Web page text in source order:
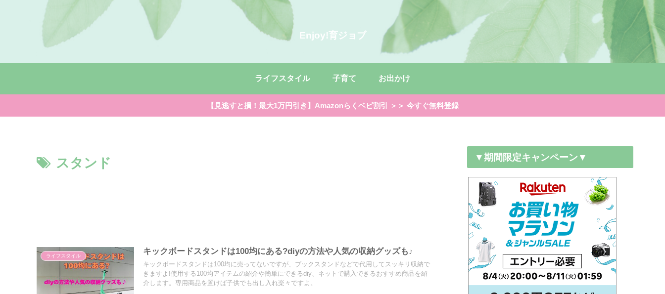
Enjoy!育ジョブ
ライフスタイル 子育て お出かけ
【見逃すと損！最大1万円引き】Amazonらくベビ割引 ＞＞ 今すぐ無料登録
スタンド
ライフスタイル キックボードスタンドは100均にある?diyの方法や人気の収納グッズも♪
キックボードスタンドは100均に売ってないですが、ブックスタンドなどで代用してスッキリ収納で
きますよ!使用する100均アイテムの紹介や簡単にできるdiy、ネットで購入できるおすすめ商品を紹
介します。専用商品を置けば子供でも出し入れ楽々ですよ。
▼期間限定キャンペーン▼